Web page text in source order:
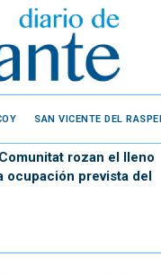
SAN VICENTE DEL
rozan el lleno
ocupación prevista del